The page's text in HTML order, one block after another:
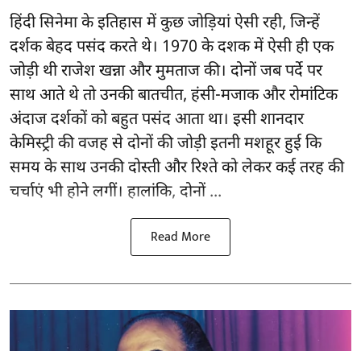
हिंदी सिनेमा के इतिहास में कुछ जोड़ियां ऐसी रही, जिन्हें
दर्शक बेहद पसंद करते थे। 1970 के दशक में ऐसी ही एक
जोड़ी थी राजेश खन्ना और मुमताज की। दोनों जब पर्दे पर
साथ आते थे तो उनकी बातचीत, हंसी-मजाक और रोमांटिक
अंदाज दर्शकों को बहुत पसंद आता था। इसी शानदार
केमिस्ट्री की वजह से दोनों की जोड़ी इतनी मशहूर हुई कि
समय के साथ उनकी दोस्ती और रिश्ते को लेकर कई तरह की
चर्चाएं भी होने लगीं। हालांकि, दोनों ...
Read More